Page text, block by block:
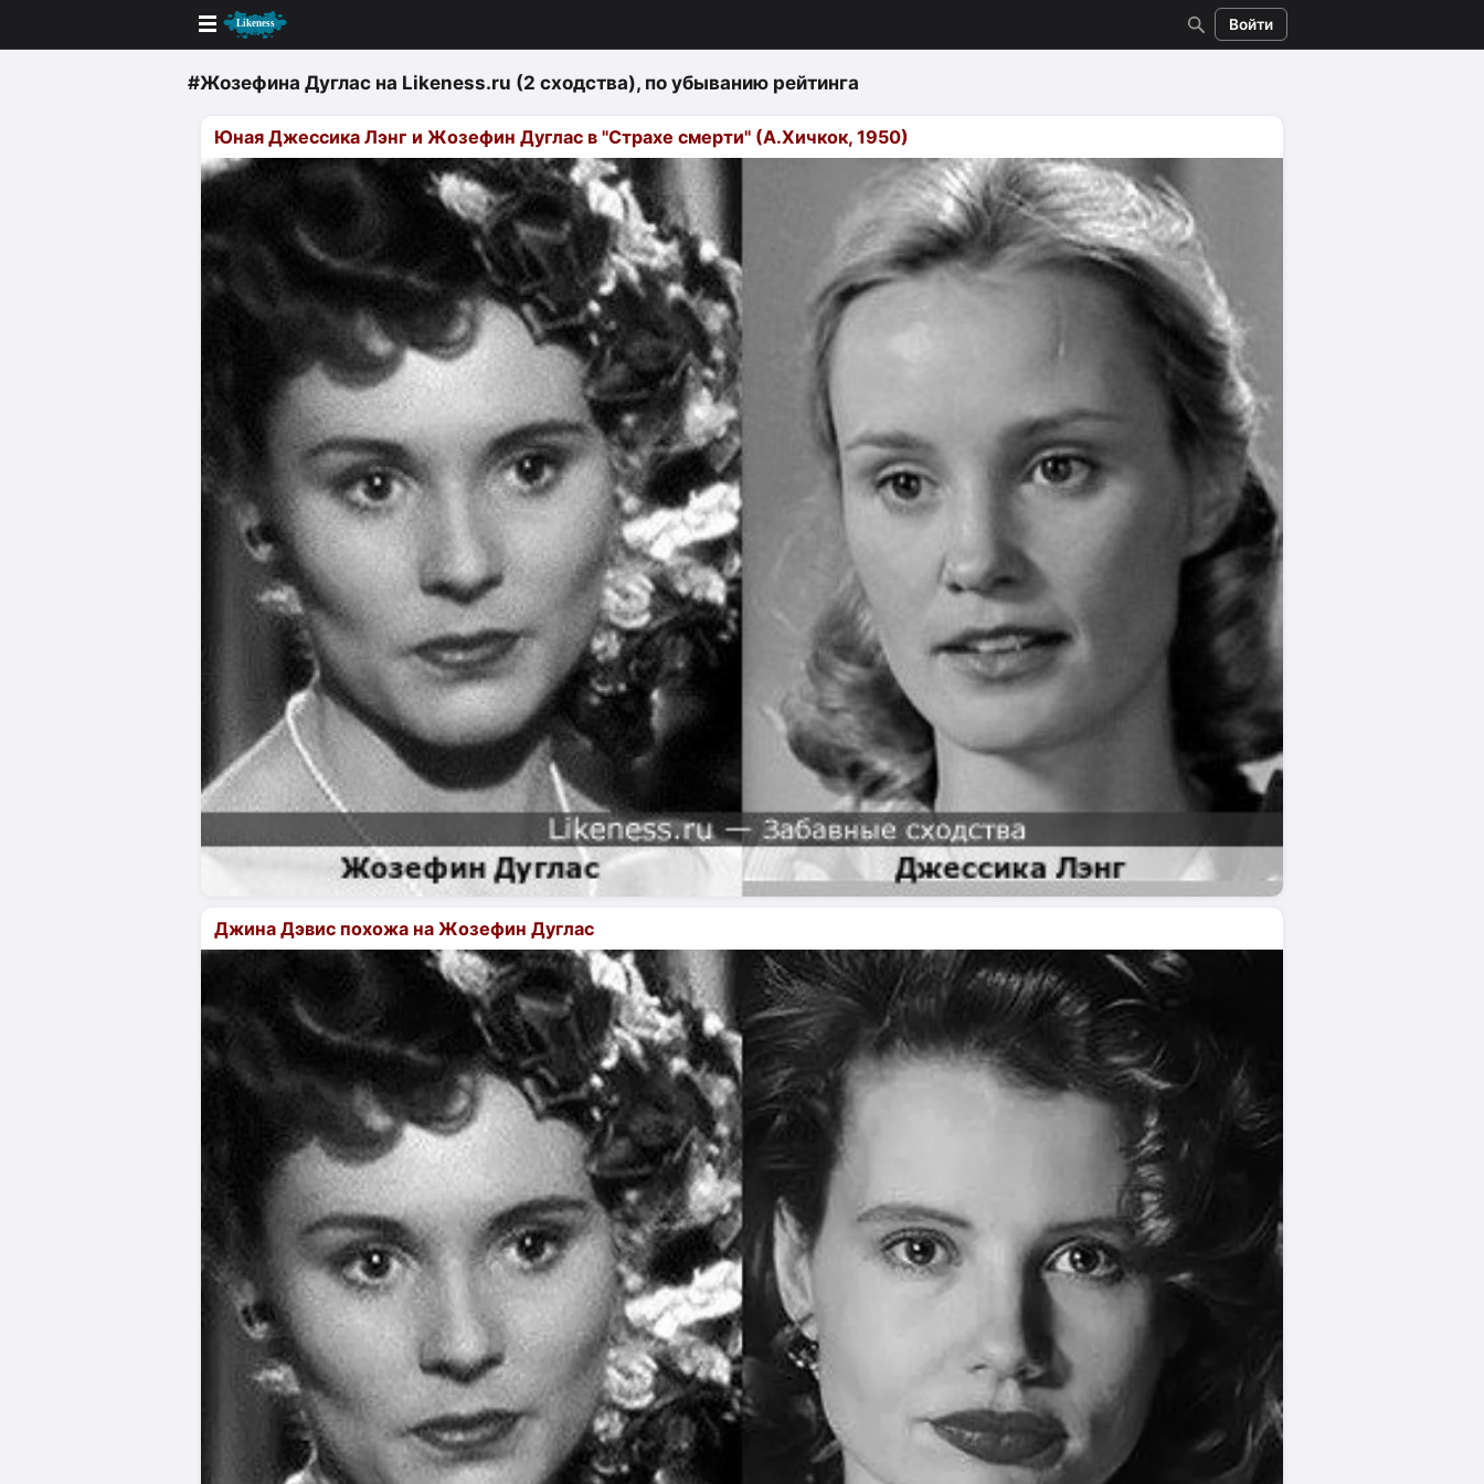
Войти
Новые
Лучшие
Кандидаты
Случайное сходство 👍
Создать сходство
Для публикации необходима авторизация
#Жозефина Дуглас на Likeness.ru (2 сходства), по убыванию рейтинга
Юная Джессика Лэнг и Жозефин Дуглас в "Страхе смерти" (А.Хичкок, 1950)
Джина Дэвис похожа на Жозефин Дуглас